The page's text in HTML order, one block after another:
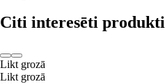
Citi interesēti produkti
Likt grozā
Likt grozā